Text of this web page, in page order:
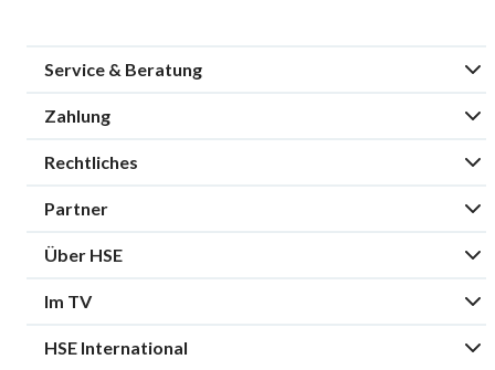
Service & Beratung
Zahlung
Rechtliches
Partner
Über HSE
Im TV
HSE International